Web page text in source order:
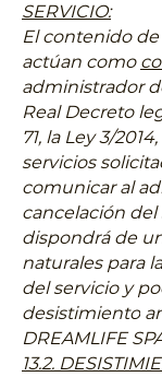
SERVICIO:
El contenido de
actúan como
administrador
Real Decreto
71, la Ley 3/
servicios
comunicar al
cancelación del
dispondrá de
naturales para
del servicio y
desistimiento
DREAMLIFE
13.2.